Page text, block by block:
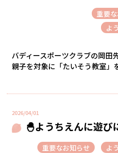
重要
よ
バディースポーツクラブの岡田
親子を対象に「たいそう教室」
2026/04/01
🐣ようちえんに遊び
重要なお知らせ よ